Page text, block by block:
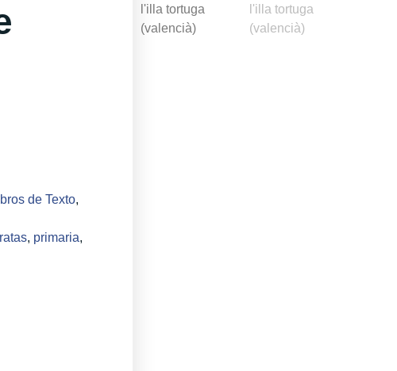
de Texto,
, primaria,